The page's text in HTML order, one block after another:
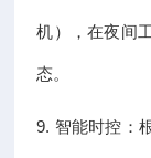
机），在夜间
态。
9. 智能时控：